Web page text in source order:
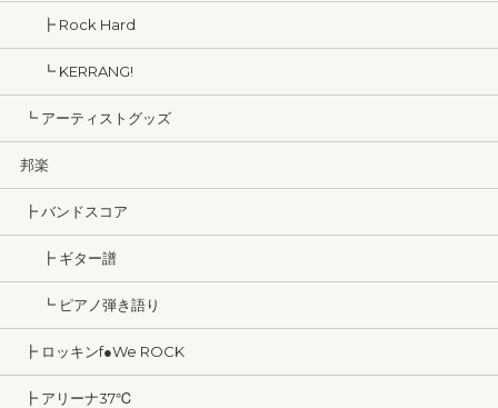
┣ Rock Hard
┗ KERRANG!
┗ アーティストグッズ
邦楽
┣ バンドスコア
┣ ギター譜
┗ ピアノ弾き語り
┣ ロッキンf●We ROCK
┣ アリーナ37℃